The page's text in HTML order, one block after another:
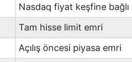
Nasdaq fiyat keşfine bağlı
Tam hisse limit emri
Açılış öncesi piyasa emri